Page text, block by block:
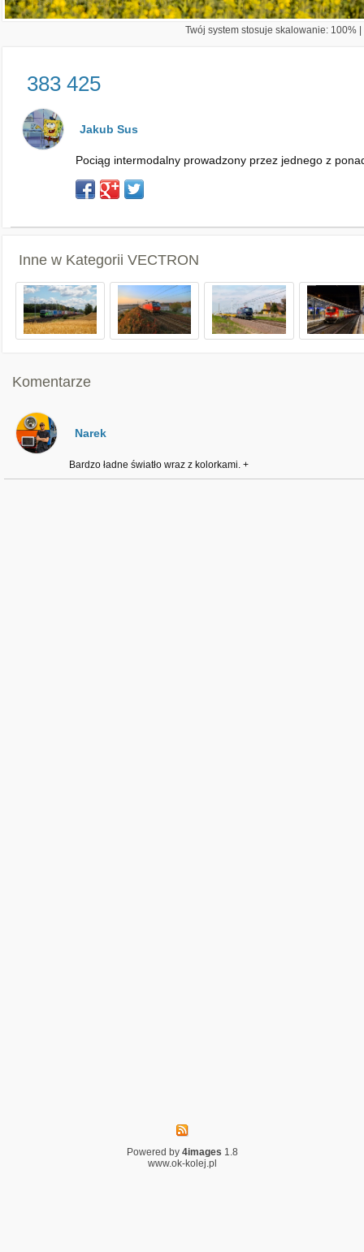
Twój system stosuje skalowanie: 100%
383 425
Jakub Sus
Pociąg intermodalny prowadzony przez jednego z
Inne w Kategorii VECTRON
Komentarze
Narek
Bardzo ładne światło wraz z kolorkami. +
Powered by 4images 1.8
www.ok-kolej.pl